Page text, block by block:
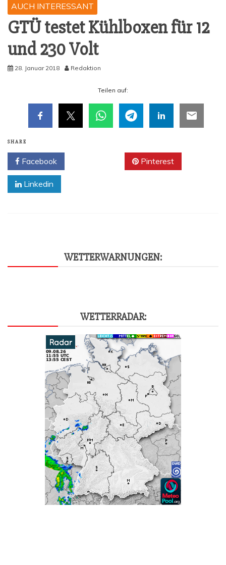
AUCH INTERESSANT
GTÜ tes­tet Kühl­bo­xen für 12
und 230 Volt
28. Januar 2018 Redaktion
Tei­len auf:
SHARE
Facebook Pinterest
Linkedin
WET­TER­WAR­NUN­GEN:
WET­TER­RA­DAR: